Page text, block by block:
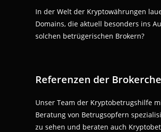
In der Welt der Kryptowährungen
Domains, die aktuell besonders ins
solchen betrügerischen Brokern?
Referenzen der
Unser Team der Kryptobetrugshilfe
Beratung von Betrugsopfern
zu sehen und beraten auch